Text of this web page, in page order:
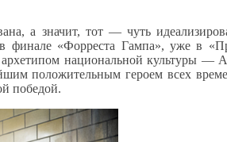
а значит, тот — чуть
«Форреста Гампа», уже в
национальной культуры —
положительным героем всех
победой.